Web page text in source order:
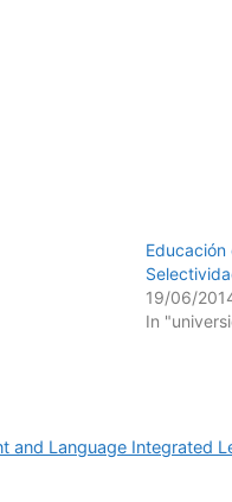
19/06/
In
and Language Integrated